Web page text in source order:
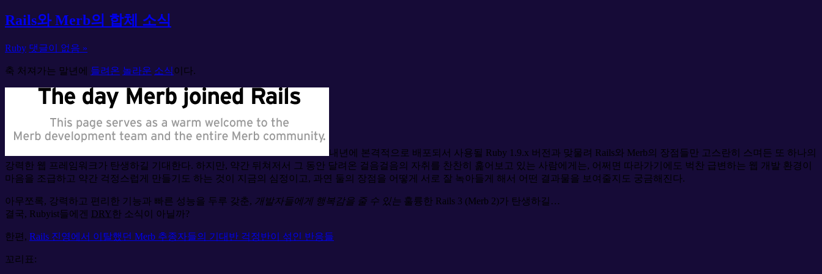
Rails와 Merb의 합체 소식
Ruby 댓글이 없음 »
축 처져가는 말년에 들려온 놀라운 소식 이다.
내년에 본격적으로 배포되서 사용될 Ruby 1.9.x 버전과 맞물려 Rails와 Merb의 장점들만 고스란히 스며든 또 하나의
강력한 웹 프레임워크가 탄생하길 기대한다. 하지만, 약간 뒤쳐저서 그 동안 달려온 걸음걸음의 자취를 찬찬히 훑어보고 있는 사람에게는, 어쩌면 따라가기에도 벅찬 급변하는 웹 개발 환경이
마음을 조급하고 약간 걱정스럽게 만들기도 하는 것이 지금의 심정이고, 과연 둘의 장점을 어떻게 서로 잘 녹아들게 해서 어떤 결과물을 보여줄지도 궁금해진다.
아무쪼록, 강력하고 편리한 기능과 빠른 성능을 두루 갖춘, 개발자들에게 행복감을 줄 수 있는 훌륭한 Rails 3 (Merb 2)가 탄생하길…
결국, Rubyist들에겐 DRY한 소식이 아닐까?
한편, Rails 진영에서 이탈했던 Merb 추종자들의 기대반 걱정반이 섞인 반응들
꼬리표: